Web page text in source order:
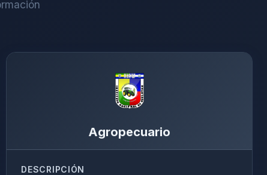
Agropecuario
DESCRIPCIÓN